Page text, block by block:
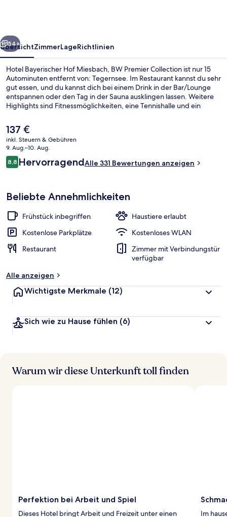
Collection
Weiter
54+
ÜbersichtZimmerLageRichtlinien
Hotel Bayerischer Hof Miesbach, BW Premier Collection ist nur 15
Autominuten entfernt von: Tegernsee. Im Restaurant kannst du sehr
gut essen, und du kannst dich bei einem Drink in der Bar/Lounge
entspannen oder den Tag in der Sauna ausklingen lassen. Weitere
Highlights sind Fitnessmöglichkeiten, eine Tennishalle und ein
Der
aktuelle
Preis
beträgt
137 €.
137 €
inkl. Steuern & Gebühren
9. Aug.–10. Aug.
Bewertungen
8,88,8 von 10.
HervorragendAlle 331 Bewertungen anzeigen
Beliebte Annehmlichkeiten
Frühstück inbegriffen
Haustiere erlaubt
Kostenlose Parkplätze
Kostenloses WLAN
Restaurant
Zimmer mit Verbindungstür
verfügbar
Alle anzeigen
Wichtigste Merkmale (12)
Sich wie zu Hause fühlen (6)
Warum wir diese Unterkunft toll finden
Perfektion bei Arbeit und Spiel
Dieses Hotel bringt Arbeit und Freizeit unter einen
Im